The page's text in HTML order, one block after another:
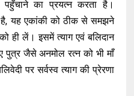
पहुँचाने का प्रयत्न करता है।
है, यह एकांकी को ठीक से समझने
ही लें। इसमें त्याग एवं बलिदान
जैसे अनमोल रत्न को भी माँ
पर सर्वस्व त्याग की प्रेरणा